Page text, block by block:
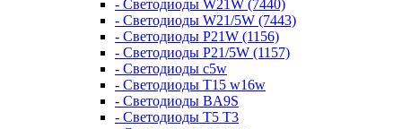
- Светодиоды W21W (7440)
- Светодиоды W21/5W (7443)
- Светодиоды P21W (1156)
- Светодиоды P21/5W (1157)
- Светодиоды c5w
- Светодиоды T15 w16w
- Светодиоды BA9S
- Светодиоды T5 T3